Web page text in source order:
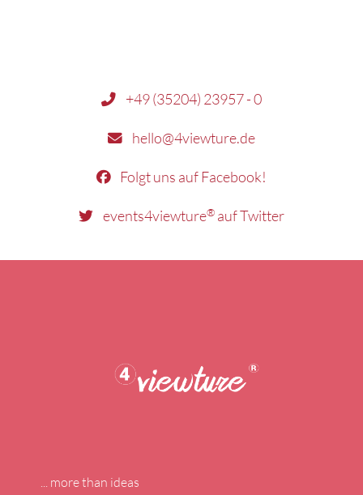
+49 (35204) 23957 - 0
hello@4viewture.de
Folgt uns auf Facebook!
events4viewture®auf Twitter
... more than ideas